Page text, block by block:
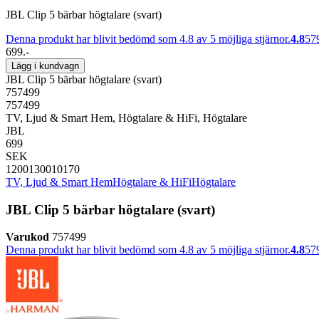
JBL Clip 5 bärbar högtalare (svart)
Denna produkt har blivit bedömd som 4.8 av 5 möjliga stjärnor.4.8
699.-
Lägg i kundvagn
JBL Clip 5 bärbar högtalare (svart)
757499
757499
TV, Ljud & Smart Hem, Högtalare & HiFi, Högtalare
JBL
699
SEK
1200130010170
TV, Ljud & Smart HemHögtalare & HiFiHögtalare
JBL Clip 5 bärbar högtalare (svart)
Varukod 757499
Denna produkt har blivit bedömd som 4.8 av 5 möjliga stjärnor.4.8